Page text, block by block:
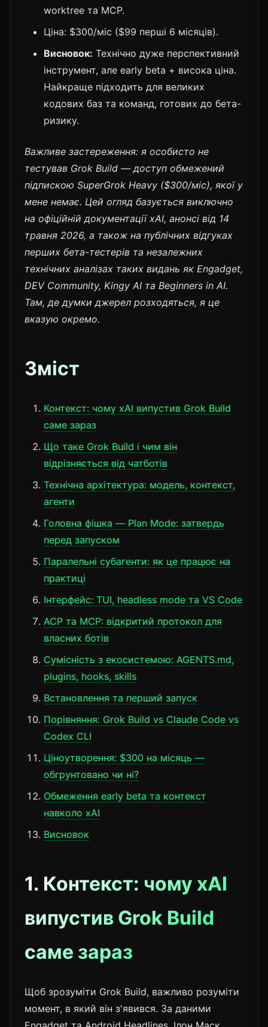
worktree та MCP.
Ціна: $300/міс ($99 перші 6 місяців).
Висновок: Технічно дуже перспективний
інструмент, але early beta + висока ціна.
Найкраще підходить для великих
кодових баз та команд, готових до бета-
ризику.
Важливе застереження: я особисто не
тестував Grok Build — доступ обмежений
підпискою SuperGrok Heavy ($300/міс), якої у
мене немає. Цей огляд базується виключно
на офіційній документації xAI, анонсі від 14
травня 2026, а також на публічних відгуках
перших бета-тестерів та незалежних
технічних аналізах таких видань як Engadget,
DEV Community, Kingy AI та Beginners in AI.
Там, де думки джерел розходяться, я це
вказую окремо.
Зміст
Контекст: чому xAI випустив Grok Build
саме зараз
Що таке Grok Build і чим він
відрізняється від чатботів
Технічна архітектура: модель, контекст,
агенти
Головна фішка — Plan Mode: затвердь
перед запуском
Паралельні субагенти: як це працює на
практиці
Інтерфейс: TUI, headless mode та VS Code
ACP та MCP: відкритий протокол для
власних ботів
Сумісність з екосистемою: AGENTS.md,
plugins, hooks, skills
Встановлення та перший запуск
Порівняння: Grok Build vs Claude Code vs
Codex CLI
Ціноутворення: $300 на місяць —
обгрунтовано чи ні?
Обмеження early beta та контекст
навколо xAI
Висновок
1. Контекст: чому xAI
випустив Grok Build
саме зараз
Щоб зрозуміти Grok Build, важливо розуміти
момент, в який він з'явився. За даними